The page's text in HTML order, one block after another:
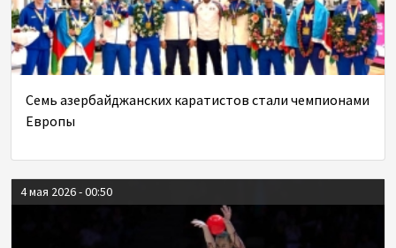
Семь азербайджанских каратистов стали чемпионами
Европы
4 мая 2026 - 00:50